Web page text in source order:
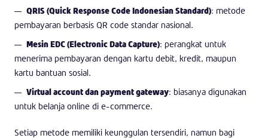
QRIS (Quick Response Code Indonesian Standard): metode
pembayaran berbasis QR code standar nasional.
Mesin EDC (Electronic Data Capture): perangkat untuk
menerima pembayaran dengan kartu debit, kredit, maupun
kartu bantuan sosial.
Virtual account dan payment gateway: biasanya digunakan
untuk belanja online di e-commerce.
Setiap metode memiliki keunggulan tersendiri, namun bagi